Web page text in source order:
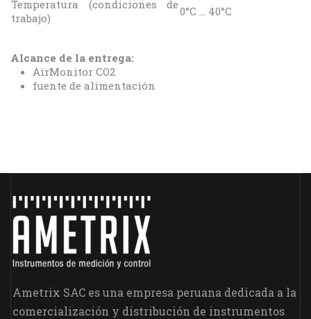
Temperatura (condiciones de
trabajo)
0°C ... 40°C
Alcance de la entrega:
AirMonitor CO2
fuente de alimentación
Ametrix SAC es una empresa peruana dedicada a la
comercialización y distribución de instrumentos